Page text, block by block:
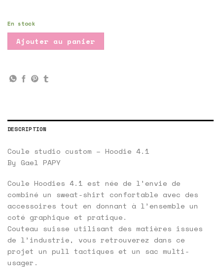
En stock
Ajouter au panier
DESCRIPTION
Coule studio custom – Hoodie 4.1
By Gael PAPY
Coule Hoodies 4.1 est née de l’envie de
combiné un sweat-shirt confortable avec des
accessoires tout en donnant à l’ensemble un
coté graphique et pratique.
Couteau suisse utilisant des matières issues
de l’industrie, vous retrouverez dans ce
projet un pull tactiques et un sac multi-
usager.